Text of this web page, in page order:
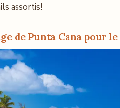
assortis!
de Punta Cana pour